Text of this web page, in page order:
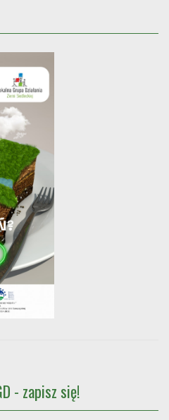
- zapisz się!